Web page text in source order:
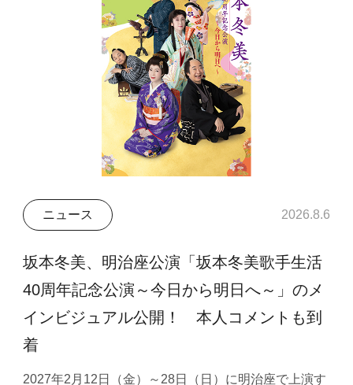
ニュース 2026.8.6
坂本冬美、明治座公演「坂本冬美歌手生活
40周年記念公演～今日から明日へ～」のメ
インビジュアル公開！ 本人コメントも到
着
2027年2月12日（金）～28日（日）に明治座で上演す